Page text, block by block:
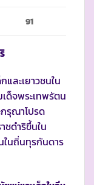
91
ะเยาวชนใน
ด็จพระเทพรัตน
รุณาโปรด
ชดำริขึ้นใน
ในถิ่นทุรกันดาร